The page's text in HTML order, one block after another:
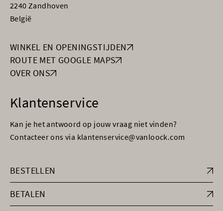
2240 Zandhoven
België
WINKEL EN OPENINGSTIJDEN
ROUTE MET GOOGLE MAPS
OVER ONS
Klantenservice
Kan je het antwoord op jouw vraag niet vinden?
Contacteer ons via klantenservice@vanloock.com
BESTELLEN
BETALEN